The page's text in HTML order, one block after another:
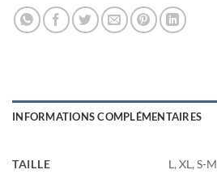
INFORMATIONS COMPLÉMENTAIRES
TAILLE L, XL, S-M